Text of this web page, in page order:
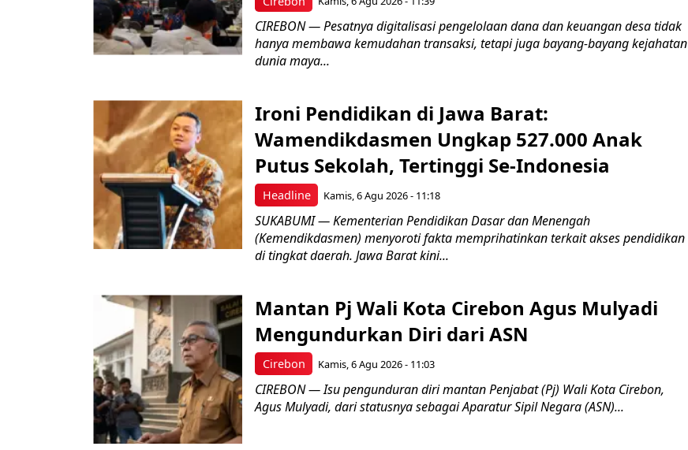
CIREBON — Pesatnya digitalisasi pengelolaan dana dan keuangan desa tidak
hanya membawa kemudahan transaksi, tetapi juga bayang-bayang kejahatan
dunia maya...
Headline
Ironi Pendidikan di Jawa Barat:
Wamendikdasmen Ungkap 527.000 Anak
Putus Sekolah, Tertinggi Se-Indonesia
Kamis, 6 Agu 2026 - 11:18
SUKABUMI — Kementerian Pendidikan Dasar dan Menengah
(Kemendikdasmen) menyoroti fakta memprihatinkan terkait akses pendidikan
di tingkat daerah. Jawa Barat kini...
Cirebon
Mantan Pj Wali Kota Cirebon Agus Mulyadi
Mengundurkan Diri dari ASN
Kamis, 6 Agu 2026 - 11:03
CIREBON — Isu pengunduran diri mantan Penjabat (Pj) Wali Kota Cirebon,
Agus Mulyadi, dari statusnya sebagai Aparatur Sipil Negara (ASN)...